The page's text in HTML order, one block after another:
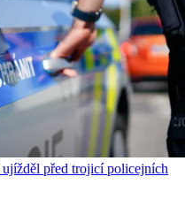
před trojicí policejních